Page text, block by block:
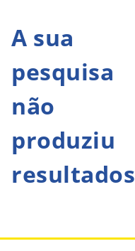
A sua
pesquisa
não
produziu
resultados